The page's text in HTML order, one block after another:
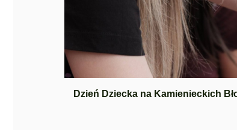
Dzień Dziecka na Kamienieckich